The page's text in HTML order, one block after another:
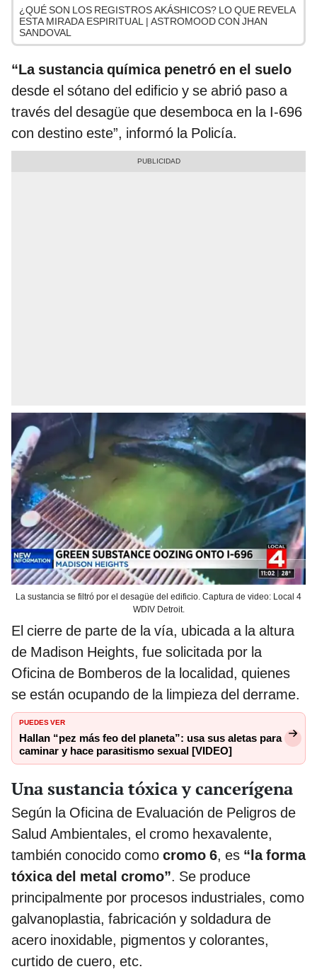
¿QUÉ SON LOS REGISTROS AKÁSHICOS? LO QUE REVELA
ESTA MIRADA ESPIRITUAL | ASTROMOOD CON JHAN
SANDOVAL
“La sustancia química penetró en el suelo
desde el sótano del edificio y se abrió paso a
través del desagüe que desemboca en la I-696
con destino este”, informó la Policía.
La sustancia se filtró por el desagüe del edificio. Captura de video: Local 4
WDIV Detroit.
El cierre de parte de la vía, ubicada a la altura
de Madison Heights, fue solicitada por la
Oficina de Bomberos de la localidad, quienes
se están ocupando de la limpieza del derrame.
PUEDES VER
Hallan “pez más feo del planeta”: usa sus aletas para
caminar y hace parasitismo sexual [VIDEO]
Una sustancia tóxica y cancerígena
Según la Oficina de Evaluación de Peligros de
Salud Ambientales, el cromo hexavalente,
también conocido como cromo 6, es “la forma
tóxica del metal cromo”. Se produce
principalmente por procesos industriales, como
galvanoplastia, fabricación y soldadura de
acero inoxidable, pigmentos y colorantes,
curtido de cuero, etc.